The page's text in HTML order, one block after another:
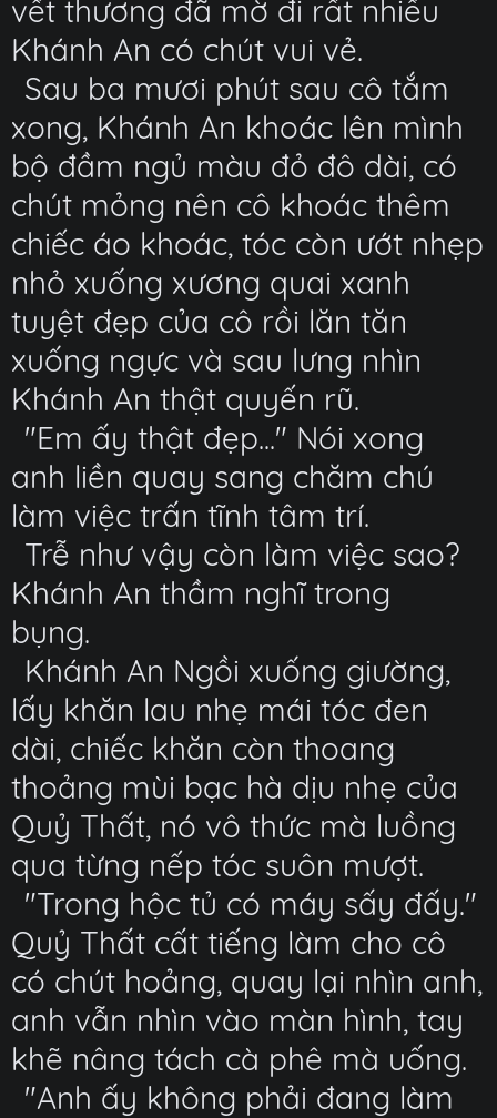
vết thương đã mờ đi rất nhiều
Khánh An có chút vui vẻ.
Sau ba mươi phút sau cô tắm
xong, Khánh An khoác lên mình
bộ đầm ngủ màu đỏ đô dài, có
chút mỏng nên cô khoác thêm
chiếc áo khoác, tóc còn ướt nhẹp
nhỏ xuống xương quai xanh
tuyệt đẹp của cô rồi lăn tăn
xuống ngực và sau lưng nhìn
Khánh An thật quyến rũ.
"Em ấy thật đẹp..." Nói xong
anh liền quay sang chăm chú
làm việc trấn tĩnh tâm trí.
Trễ như vậy còn làm việc sao?
Khánh An thầm nghĩ trong
bụng.
Khánh An Ngồi xuống giường,
lấy khăn lau nhẹ mái tóc đen
dài, chiếc khăn còn thoang
thoảng mùi bạc hà dịu nhẹ của
Quỷ Thất, nó vô thức mà luồng
qua từng nếp tóc suôn mượt.
"Trong hộc tủ có máy sấy đấy."
Quỷ Thất cất tiếng làm cho cô
có chút hoảng, quay lại nhìn anh,
anh vẫn nhìn vào màn hình, tay
khẽ nâng tách cà phê mà uống.
"Anh ấy không phải đang làm